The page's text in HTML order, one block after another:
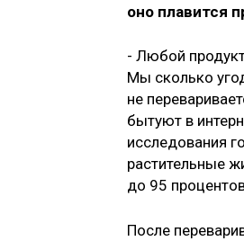
оно плавится
- Любой
Мы сколько
не
бытуют в
исследования
растительные
до 95
После